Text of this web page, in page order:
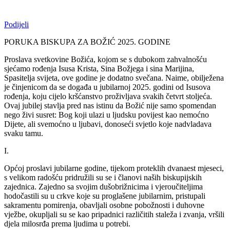
Podijeli
PORUKA BISKUPA ZA BOŽIĆ 2025. GODINE
Proslava svetkovine Božića, kojom se s dubokom zahvalnošću
sjećamo rođenja Isusa Krista, Sina Božjega i sina Marijina,
Spasitelja svijeta, ove godine je dodatno svečana. Naime, obilježena
je činjenicom da se događa u jubilarnoj 2025. godini od Isusova
rođenja, koju cijelo kršćanstvo proživljava svakih četvrt stoljeća.
Ovaj jubilej stavlja pred nas istinu da Božić nije samo spomendan
nego živi susret: Bog koji ulazi u ljudsku povijest kao nemoćno
Dijete, ali svemoćno u ljubavi, donoseći svjetlo koje nadvladava
svaku tamu.
I.
Općoj proslavi jubilarne godine, tijekom proteklih dvanaest mjeseci,
s velikom radošću pridružili su se i članovi naših biskupijskih
zajednica. Zajedno sa svojim dušobrižnicima i vjeroučiteljima
hodočastili su u crkve koje su proglašene jubilarnim, pristupali
sakramentu pomirenja, obavljali osobne pobožnosti i duhovne
vježbe, okupljali su se kao pripadnici različitih staleža i zvanja, vršili
djela milosrđa prema ljudima u potrebi.